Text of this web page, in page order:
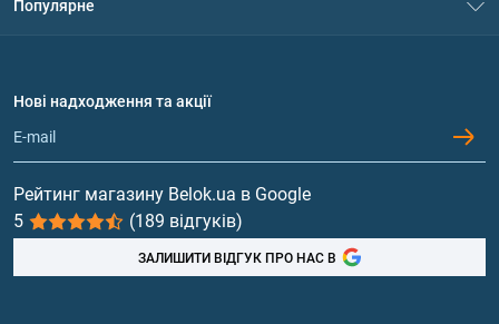
Політика конфіденційності
Обмін та повернення
Популярне
Протеїн
Гейнери
Вітаміни та мінерали
Риб'ячий жир, жирні кислоти
Нові надходження та акції
Рейтинг магазину Belok.ua в Google
5
(189 відгуків)
ЗАЛИШИТИ ВІДГУК ПРО НАС В